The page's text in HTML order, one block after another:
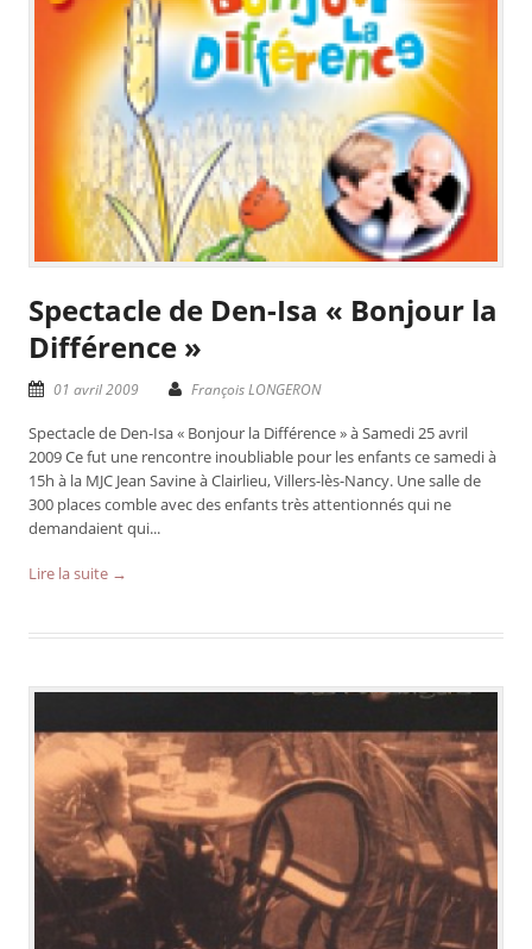
Spectacle de Den-Isa « Bonjour la
Différence »
01 avril 2009 François LONGERON
Spectacle de Den-Isa « Bonjour la Différence » à Samedi 25 avril
2009 Ce fut une rencontre inoubliable pour les enfants ce samedi à
15h à la MJC Jean Savine à Clairlieu, Villers-lès-Nancy. Une salle de
300 places comble avec des enfants très attentionnés qui ne
demandaient qui...
Lire la suite →